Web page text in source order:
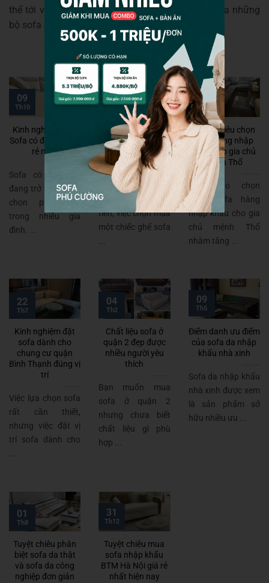
thể tới với Nội thất Phú Cường để tìm hiểu và mua những
bộ sofa chất lượng cao nhất.
Kinh nghiệm mua
Sofa có đệm rời giá
rẻ nhất
Sofa có đệm rời
đang trở thành lựa
chọn phổ biến
trong nhiều gia
đình. ...
09
Th10
Bật mí cách chọn
ghế sofa gỗ da
thật tại Hà Nội tốt
nhất
Giống như một
chiếc xe hơi đắt
tiền, việc chọn mua
một chiếc ghế sofa
...
07
Tuyệt chiêu chọn
sofa hàng nhập
khẩu cho gia chủ
mệnh Thổ
Làm sao chọn
được sofa hàng
nhập khẩu cho gia
chủ mệnh Thổ
nhằm tăng ...
26
Th5
Kinh nghiệm đặt
sofa dành cho
chung cư quận
Bình Thạnh đúng vị
trí
Việc lựa chọn sofa
rất cần thiết,
nhưng việc đặt vị
trí sofa dành cho
...
22
Th7
Chất liệu sofa ở
quận 2 đẹp được
nhiều người yêu
thích
Bạn muốn mua
sofa ở quận 2
nhưng chưa biết
chất liệu gì phù
hợp ...
04
Th2
Điểm danh ưu điểm
của sofa da nhập
khẩu nhà xinh
Sofa da nhập khẩu
nhà xinh được xem
là sản phẩm sở
hữu nhiều ưu ...
09
Th5
Tuyệt chiêu phân
biệt sofa da thật
và sofa da công
nghiệp đơn giản
01
Th8
Tuyệt chiêu mua
sofa nhập khẩu
BTM Hà Nội giá rẻ
nhất hiện nay
31
Th12